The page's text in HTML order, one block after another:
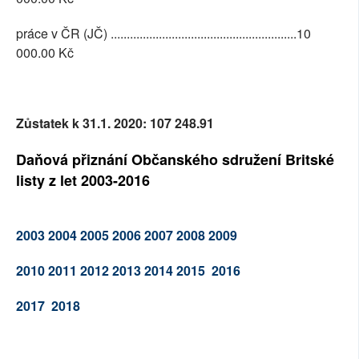
práce v ČR (JČ) ..........................................................10
000.00 Kč
Zůstatek k 31.1. 2020: 107 248.91
Daňová přiznání Občanského sdružení Britské
listy z let 2003-2016
2003200420052006200720082009
20102011 2012201320142015 2016
2017 2018